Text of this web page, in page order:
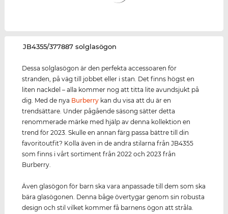
‌JB4355/377887 solglasögon
Dessa solglasögon är den perfekta accessoaren för
stranden, på väg till jobbet eller i stan. Det finns högst en
liten nackdel – alla kommer nog att titta lite avundsjukt på
dig. Med de nya Burberry kan du visa att du är en
trendsättare. Under pågående säsong sätter detta
renommerade märke med hjälp av denna kollektion en
trend för 2023. Skulle en annan färg passa bättre till din
favoritoutfit? Kolla även in de andra stilarna från JB4355
som finns i vårt sortiment från 2022 och 2023 från
Burberry.
Även glasögon för barn ska vara anpassade till dem som ska
bära glasögonen. Denna båge övertygar genom sin robusta
design och stil vilket kommer få barnens ögon att stråla.